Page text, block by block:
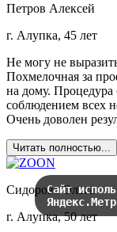
Петров Алексей
г. Алупка, 45 лет
Не могу не
Похмелочная за
на дому. Процедура
соблюдением всех
Очень доволен
Читать полностью...
Сидорова Ольга
г. Алупка, 50 лет
Сайт